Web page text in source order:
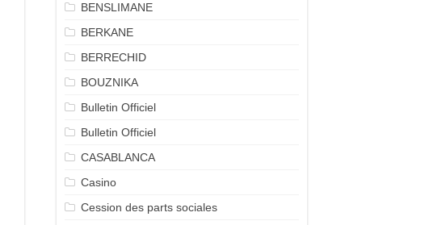
BENSLIMANE
BERKANE
BERRECHID
BOUZNIKA
Bulletin Officiel
Bulletin Officiel
CASABLANCA
Casino
Cession des parts sociales